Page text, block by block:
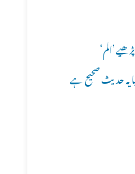
’الم‘
یہ حدیث صحیح ہے